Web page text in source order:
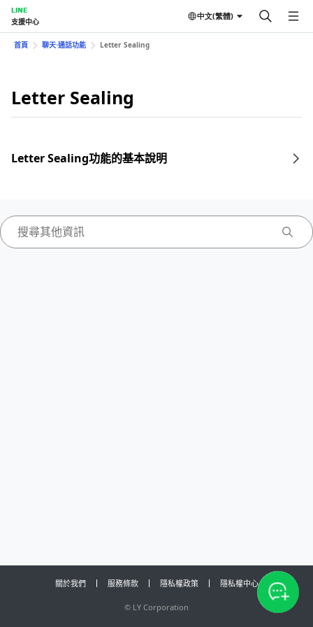
LINE
支援中心
中文(繁體)
首頁 聊天⋅通話功能 Letter Sealing
Letter Sealing
Letter Sealing功能的基本說明
關於我們 服務條款 隱私權政策 隱私權中心
© LY Corporation